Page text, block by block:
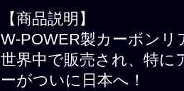
【商品説明】
W-POWER製カーボンリ
世界中で販売され、特に
ーがついに日本へ！